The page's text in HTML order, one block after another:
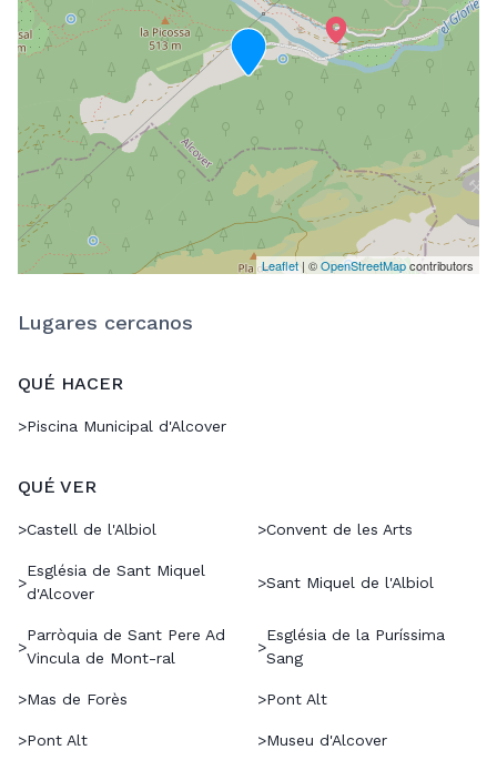
Leaflet| ©OpenStreetMapcontributors
Lugares cercanos
QUÉ HACER
>Piscina Municipal d'Alcover
QUÉ VER
>Castell de l'Albiol >Convent de les Arts
>
Església de Sant Miquel
d'Alcover
>Sant Miquel de l'Albiol
>
Parròquia de Sant Pere Ad
Vincula de Mont-ral
>
Església de la Puríssima
Sang
>Mas de Forès >Pont Alt
>Pont Alt >Museu d'Alcover